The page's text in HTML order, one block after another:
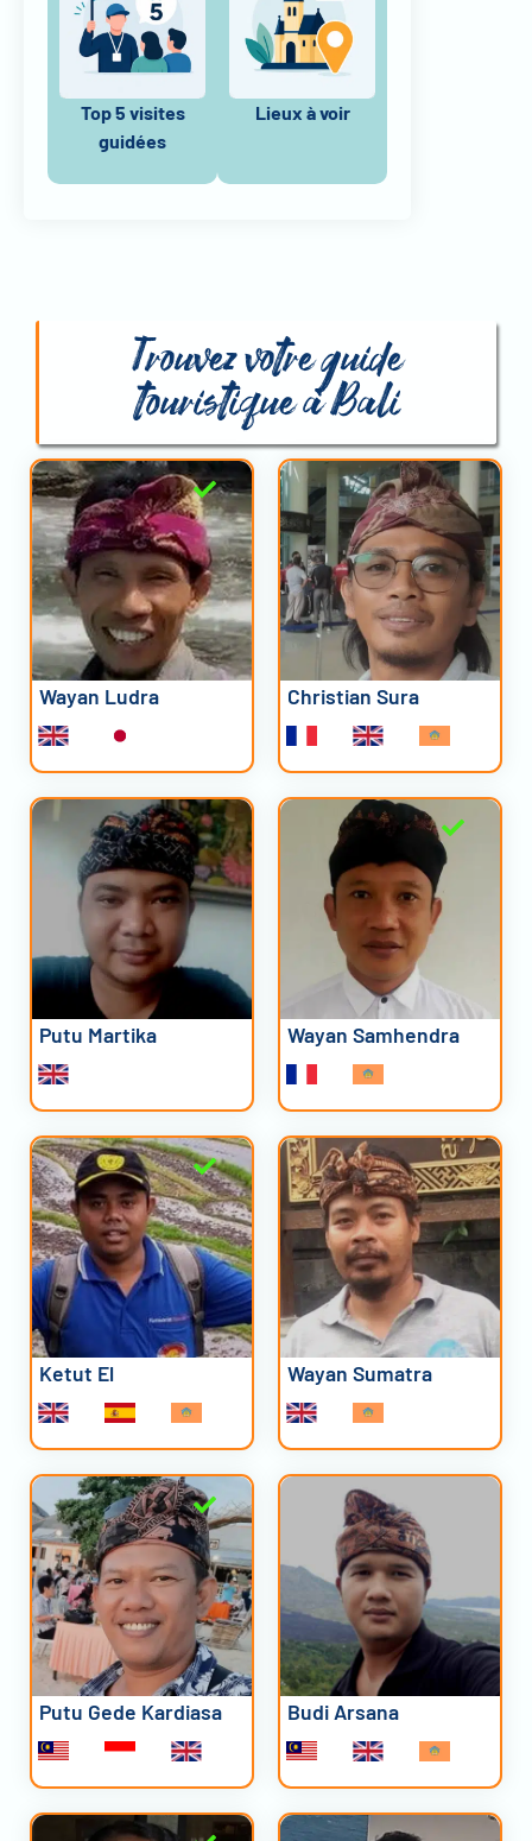
Top 5 visites
guidées
Lieux à voir
Trouvez votre guide
touristique à Bali
Wayan Ludra Christian Sura
Putu Martika Wayan Samhendra
Ketut El Wayan Sumatra
Putu Gede Kardiasa Budi Arsana